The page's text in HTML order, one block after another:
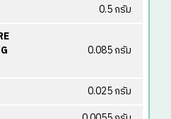
0.5 กรัม
0.085 กรัม
0.025 กรัม